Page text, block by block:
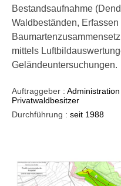
Bestandsaufnahme
Waldbeständen,
mittels
Geländeuntersuchungen.
Auftraggeber :
Privatwaldbesitzer
Durchführung : seit 1988